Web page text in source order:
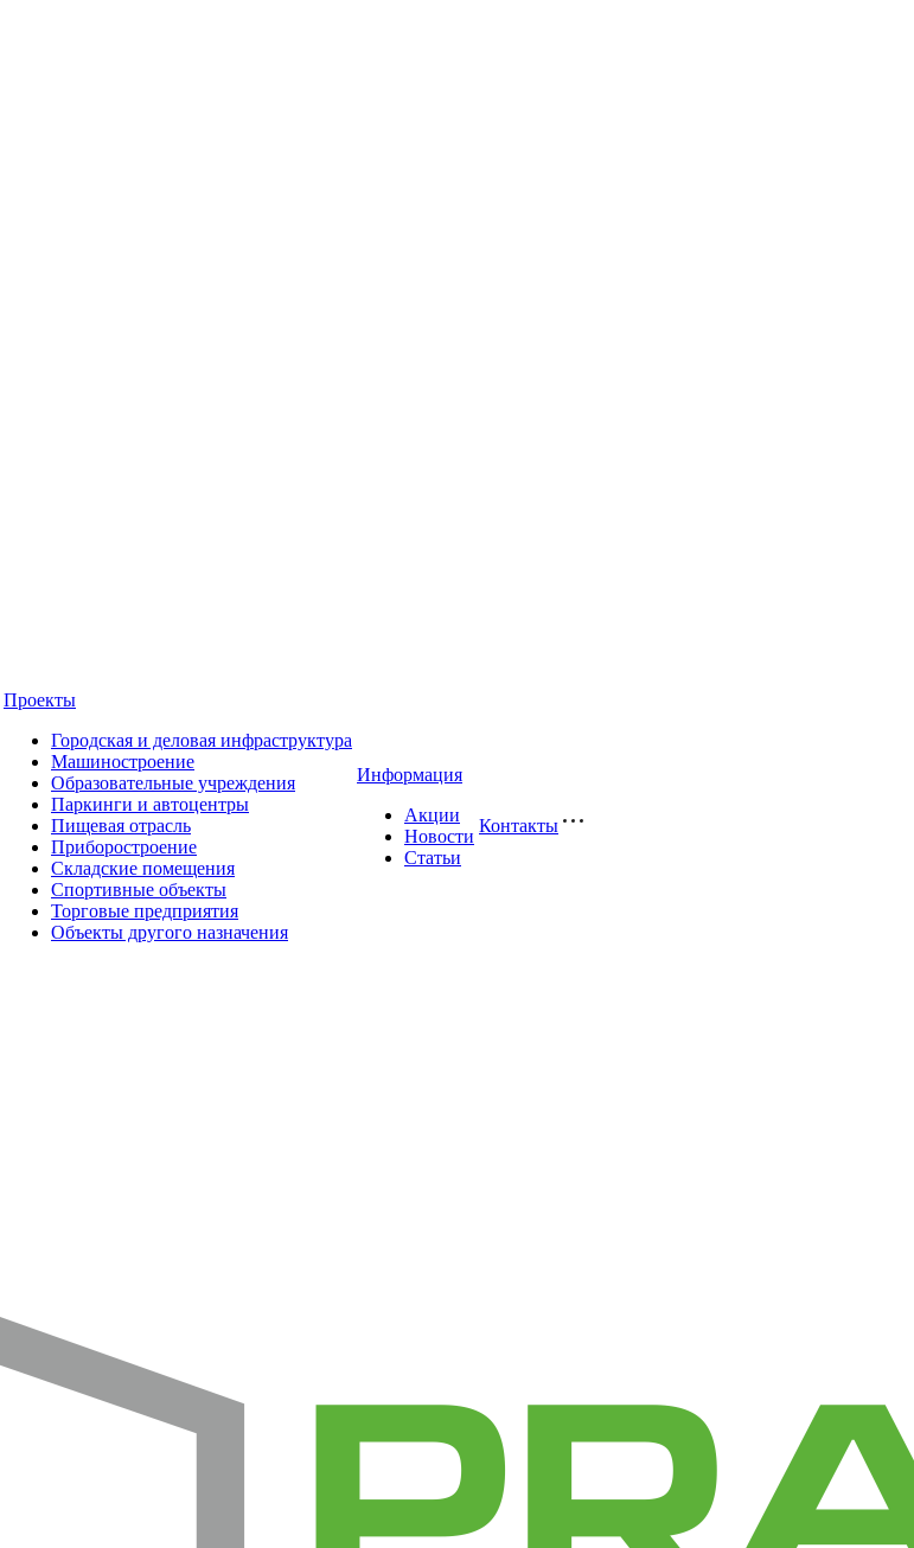
Проекты
Городская и деловая инфраструктура
Машиностроение
Образовательные учреждения
Паркинги и автоцентры
Пищевая отрасль
Приборостроение
Складские помещения
Спортивные объекты
Торговые предприятия
Объекты другого назначения
Информация
Акции
Новости
Статьи
Контакты